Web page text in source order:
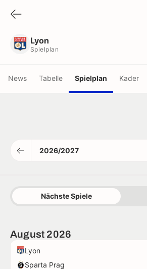
Lyon
Spielplan
News Tabelle Spielplan Kader
2026/2027
Nächste Spiele
August 2026
Lyon
Sparta Prag